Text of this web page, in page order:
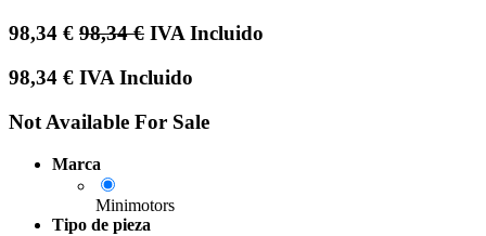
98,34 € 98,34€ IVA Incluido
98,34 € IVA Incluido
Not Available For Sale
Marca
Minimotors
Tipo de pieza